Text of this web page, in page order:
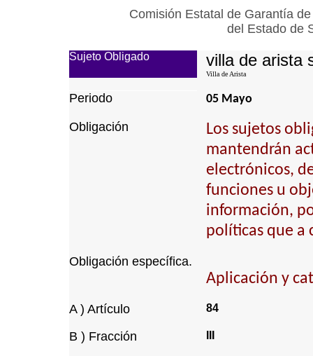
Comisión Estatal de Garantía
del Estado de
Sujeto Obligado villa de arista
Villa de Arista
Periodo 05 Mayo
Obligación
Los sujetos
mantendrán
electrónicos,
funciones u
información,
políticas que a
Obligación específica.
Aplicación y
A ) Artículo 84
B ) Fracción